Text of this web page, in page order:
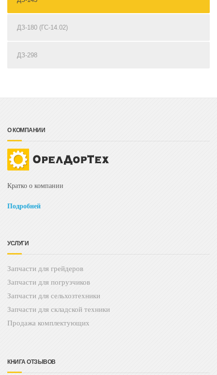
ДЗ-180 (ГС-14.02)
ДЗ-298
О КОМПАНИИ
Кратко о компании
Подробней
УСЛУГИ
Запчасти для грейдеров
Запчасти для погрузчиков
Запчасти для сельхозтехники
Запчасти для складской техники
Продажа комплектующих
КНИГА ОТЗЫВОВ